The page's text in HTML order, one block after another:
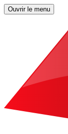
Ouvrir le menu